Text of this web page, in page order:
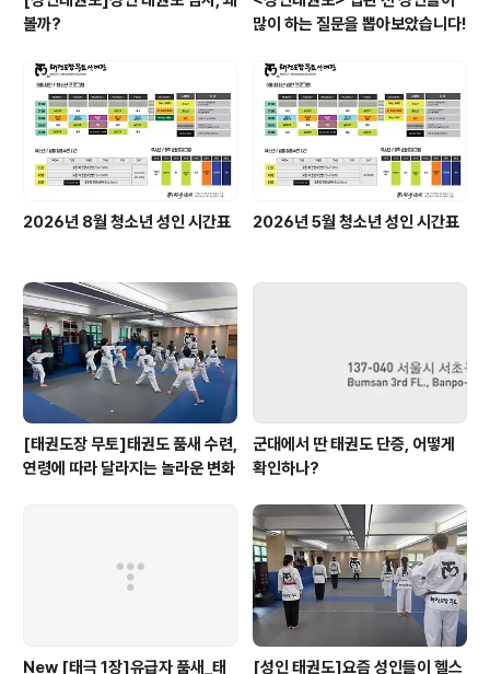
볼까?
많이 하는 질문을 뽑아보았습니다!
2026년 8월 청소년 성인 시간표 2026년 5월 청소년 성인 시간표
[태권도장 무토]태권도 품새 수련,
연령에 따라 달라지는 놀라운 변화
군대에서 딴 태권도 단증, 어떻게
확인하나?
New [태극 1장]유급자 품새_태 [성인 태권도]요즘 성인들이 헬스